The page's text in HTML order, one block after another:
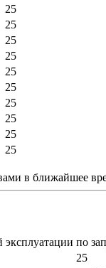
25
25
25
25
25
25
25
25
25
25
в ближайшее
по
25